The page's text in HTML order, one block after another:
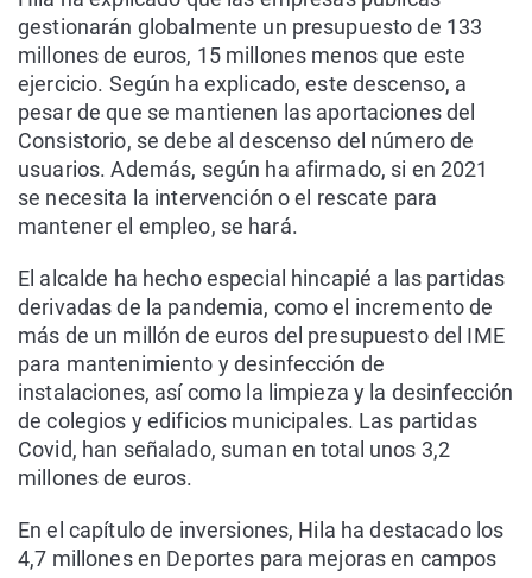
gestionarán globalmente un presupuesto de 133
millones de euros, 15 millones menos que este
ejercicio. Según ha explicado, este descenso, a
pesar de que se mantienen las aportaciones del
Consistorio, se debe al descenso del número de
usuarios. Además, según ha afirmado, si en 2021
se necesita la intervención o el rescate para
mantener el empleo, se hará.
El alcalde ha hecho especial hincapié a las partidas
derivadas de la pandemia, como el incremento de
más de un millón de euros del presupuesto del IME
para mantenimiento y desinfección de
instalaciones, así como la limpieza y la desinfección
de colegios y edificios municipales. Las partidas
Covid, han señalado, suman en total unos 3,2
millones de euros.
En el capítulo de inversiones, Hila ha destacado los
4,7 millones en Deportes para mejoras en campos